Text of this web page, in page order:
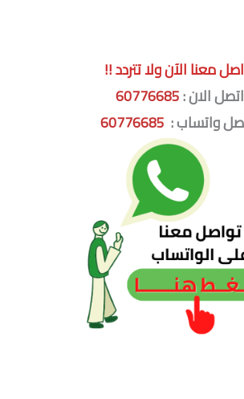
معنا الآن ولا تتردد !!
اتصل الان :60776685
واتساب :